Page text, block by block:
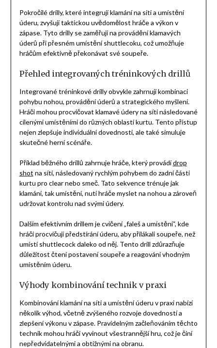
Pokročilé drilly, které integrují klamání na síti a umístění
úderu, zvyšují taktickou uvědomělost hráče a výkon v
zápase. Tyto drilly se zaměřují na provádění klamavých
úderů při přesném umístění shuttlecoku, což umožňuje
hráčům efektivně překonávat své soupeře.
Přehled integrovaných tréninkových drillů
Integrované tréninkové drilly obvykle zahrnují kombinaci
pohybu nohou, provádění úderů a strategického myšlení.
Hráči mohou procvičovat klamavé údery na síti následované
cílenými umístěními do různých oblastí kurtu. Tento přístup
nejen zlepšuje individuální dovednosti, ale také simuluje
skutečné herní scénáře.
Příklad běžného drillů zahrnuje hráče, který provádídrop
shot na síti, následovaný rychlým pohybem do zadní části
kurtu pro clear nebo smeč. Tato sekvence trénuje jak
klamání, tak umístění, nutí hráče myslet na nohou a zároveň
udržovat kontrolu nad svými údery.
Dalším efektivním drillem je cvičení „faleš a umístění“, kde
hráči procvičují předstírání úderu, aby přilákali soupeře, než
umístí shuttlecock daleko od něj. Tento drill zdůrazňuje
důležitost čtení postavení soupeře a reagování vhodným
umístěním úderu.
Výhody kombinování technik v praxi
Kombinování klamání na síti a umístění úderu v praxi nabízí
několik výhod, včetně zvýšeného rozvoje dovedností a
zlepšení výkonu v zápase. Pravidelným začleňováním těchto
technik mohou hráči vyvinout všestrannější hru, což je činí
nepředvídatelnými a obtížnými na obranu.